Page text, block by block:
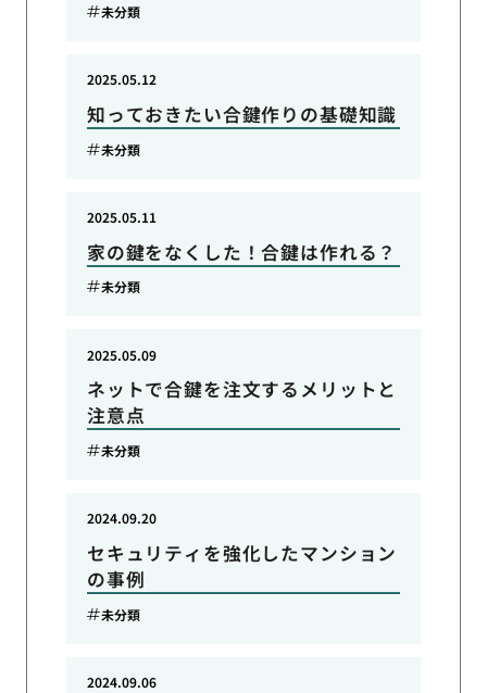
未分類
知っておきたい合鍵作りの基礎知識
2025.05.12
未分類
家の鍵をなくした！合鍵は作れる？
2025.05.11
未分類
ネットで合鍵を注文するメリットと
注意点
2025.05.09
未分類
セキュリティを強化したマンション
の事例
2024.09.20
未分類
2024.09.06